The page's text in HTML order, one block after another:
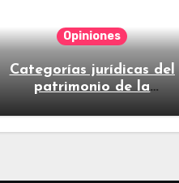
Opiniones
Categorías jurídicas del
patrimonio de la